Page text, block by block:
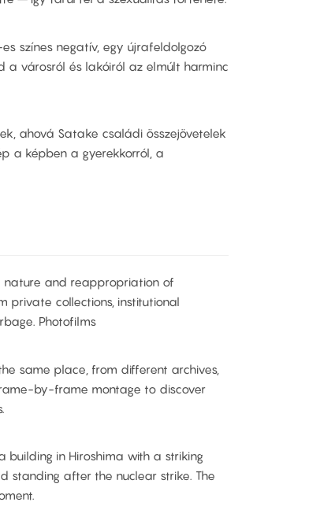
színes negatív, egy újrafeldolgozó
a városról és lakóiról az elmúlt harminc
ahová Satake családi összejövetelek
a képben a gyerekkorról, a
nature and reappropriation of
private collections, institutional
Photofilms
same place, from different archives,
by-frame montage to discover
building in Hiroshima with a striking
standing after the nuclear strike. The